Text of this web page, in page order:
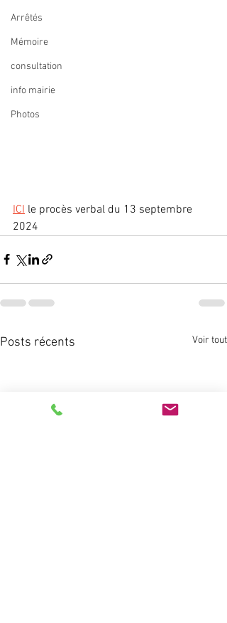
Arrêtés
Mémoire
consultation
info mairie
Photos
ICI le procès verbal du 13 septembre
2024
Posts récents Voir tout